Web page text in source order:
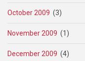
October 2009 (3)
November 2009 (1)
December 2009 (4)